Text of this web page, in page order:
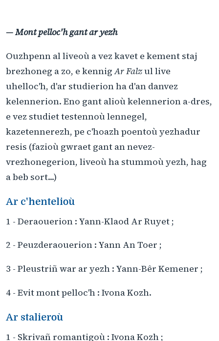
— Mont pelloc'h gant ar yezh
Ouzhpenn al liveoù a vez kavet e kement staj
brezhoneg a zo, e kennigAr Falzul live
uhelloc'h, d'ar studierion ha d'an danvez
kelennerion. Eno gant alioù kelennerion a-dres,
e vez studiet testennoù lennegel,
kazetennerezh, pe c'hoazh poentoù yezhadur
resis (fazioù gwraet gant an nevez-
vrezhonegerion, liveoù ha stummoù yezh, hag
a beb sort...)
Ar c'hentelioù
1 - Deraouerion : Yann-Klaod Ar Ruyet ;
2 - Peuzderaouerion : Yann An Toer ;
3 - Pleustriñ war ar yezh : Yann-Bêr Kemener ;
4 - Evit mont pelloc'h : Ivona Kozh.
Ar stalieroù
1 - Skrivañ romantigoù : Ivona Kozh ;